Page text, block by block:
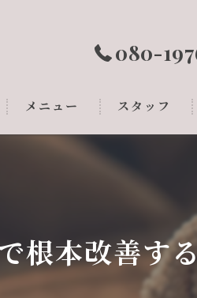
080-
メニュー スタッフ
根本改善す